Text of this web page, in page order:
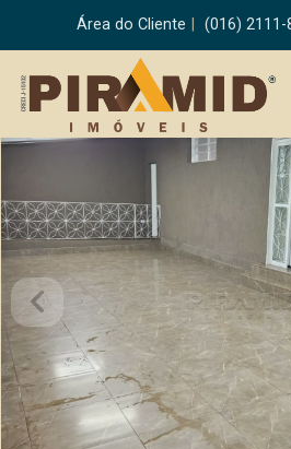
Área do Cliente (016) 2111-